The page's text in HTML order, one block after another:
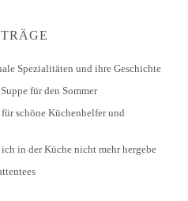
Spezialitäten und ihre Geschichte
für den Sommer
schöne Küchenhelfer und
in der Küche nicht mehr hergebe